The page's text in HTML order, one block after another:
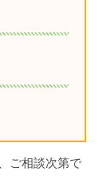
ご相談次第で